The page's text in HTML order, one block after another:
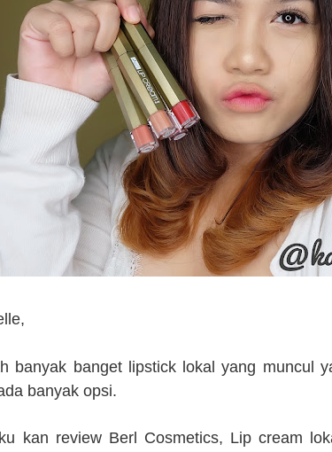
banyak banget lipstick lokal yang muncul
banyak opsi.
kan review Berl Cosmetics, Lip cream